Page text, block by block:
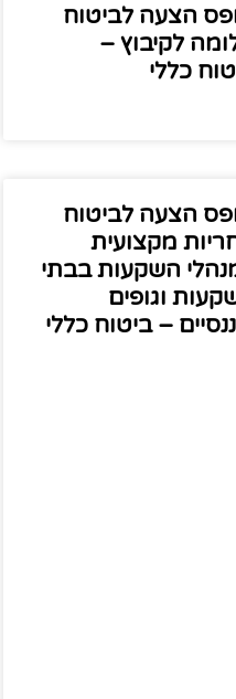
הצעה לביטוח
לקיבוץ –
כללי
הצעה לביטוח
מקצועית
השקעות בבתי
וגופים
– ביטוח כללי